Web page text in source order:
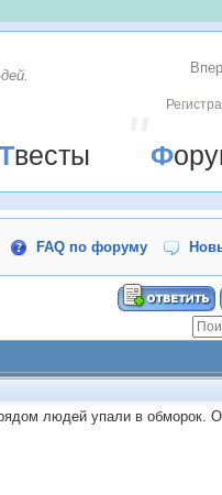
Твесты
FAQ по форуму
людей упали в обморок.